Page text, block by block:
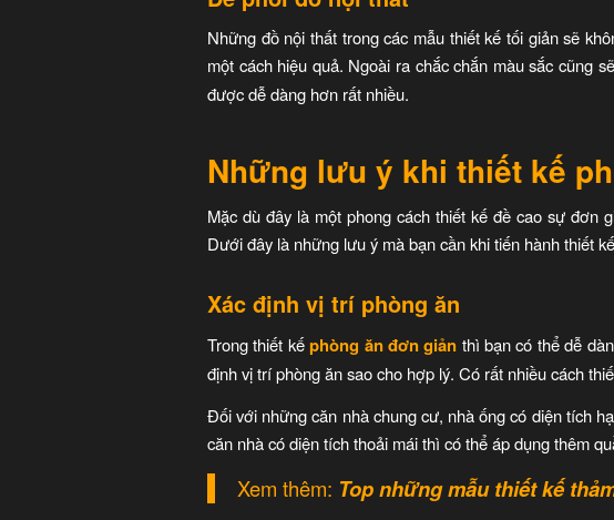
Những đồ nội thất trong các mẫu thiết kế tối giản sẽ
một cách hiệu quả. Ngoài ra chắc chắn màu sắc cũng
được dễ dàng hơn rất nhiều.
Những lưu ý khi thiết kế
Mặc dù đây là một phong cách thiết kế đề cao sự đơn
Dưới đây là những lưu ý mà bạn cần khi tiến hành thiết
Xác định vị trí phòng ăn
Trong thiết kếphòng ăn đơn giản thì bạn có thể dễ
định vị trí phòng ăn sao cho hợp lý. Có rất nhiều cách
Đối với những căn nhà chung cư, nhà ống có diện tích
căn nhà có diện tích thoải mái thì có thể áp dụng thêm
Xem thêm: Top những mẫuthiết kế